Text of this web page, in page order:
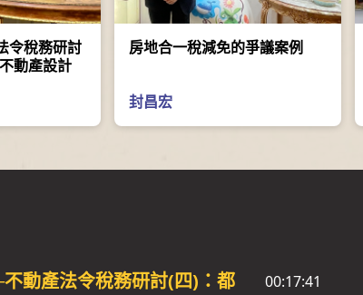
令稅務研討
動產設計
房地合一稅減免的爭議案例
封昌宏
動產法令稅務研討(四)：都
00:17:41